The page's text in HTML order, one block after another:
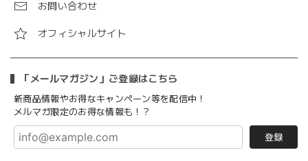
お問い合わせ
オフィシャルサイト
「メールマガジン」ご登録はこちら
新商品情報やお得なキャンペーン等を配信中！
メルマガ限定のお得な情報も！？
登録